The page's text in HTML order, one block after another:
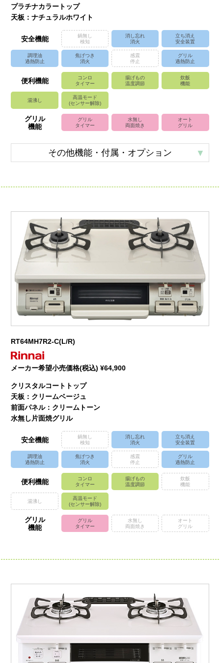
プラチナカラートップ
天板：ナチュラルホワイト
安全機能
鍋無し
検知
消し忘れ
消火
立ち消え
安全装置
調理油
過熱防止
焦げつき
消火
感震
停止
グリル
過熱防止
便利機能
コンロ
タイマー
揚げもの
温度調節
炊飯
機能
湯沸し
高温モード
(センサー解除)
グリル
機能
グリル
タイマー
水無し
両面焼き
オート
グリル
その他機能・付属・オプション
RT64MH7R2-C(L/R)
メーカー希望小売価格(税込) ¥64,900
クリスタルコートトップ
天板：クリームベージュ
前面パネル：クリームトーン
水無し片面焼グリル
安全機能
鍋無し
検知
消し忘れ
消火
立ち消え
安全装置
調理油
過熱防止
焦げつき
消火
感震
停止
グリル
過熱防止
便利機能
コンロ
タイマー
揚げもの
温度調節
炊飯
機能
湯沸し
高温モード
(センサー解除)
グリル
機能
グリル
タイマー
水無し
両面焼き
オート
グリル